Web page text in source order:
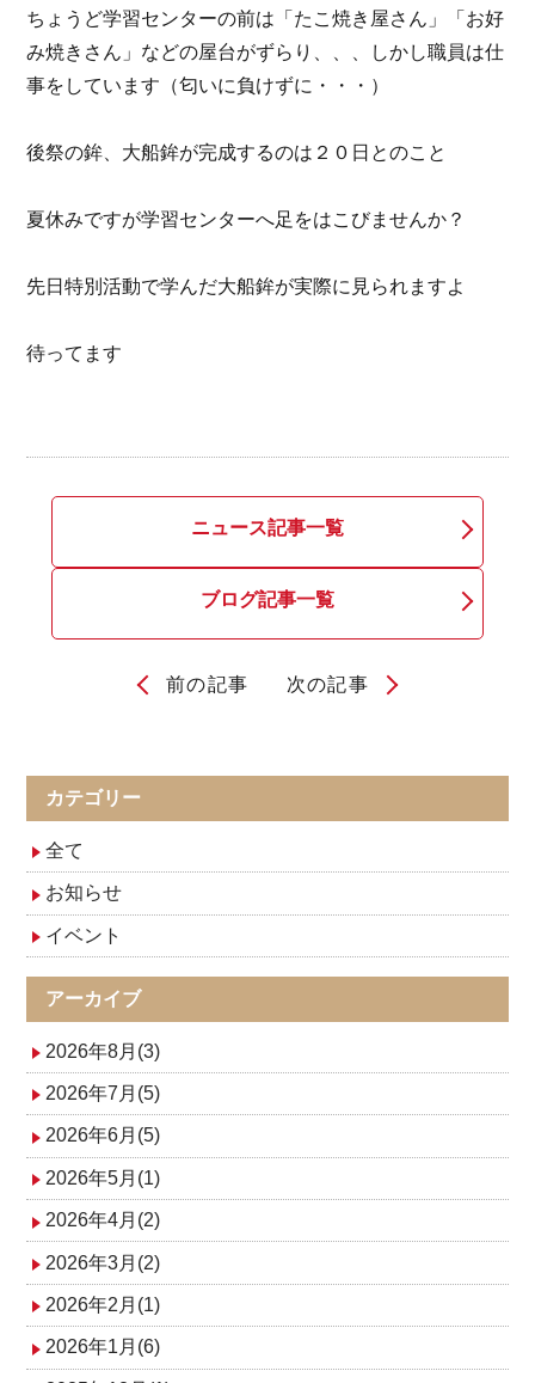
ちょうど学習センターの前は「たこ焼き屋さん」「お好
み焼きさん」などの屋台がずらり、、、しかし職員は仕
事をしています（匂いに負けずに・・・）
後祭の鉾、大船鉾が完成するのは２０日とのこと
夏休みですが学習センターへ足をはこびませんか？
先日特別活動で学んだ大船鉾が実際に見られますよ
待ってます
ニュース記事一覧
ブログ記事一覧
ナ
ビ
ゲ
ー
シ
ョ
ン
前の記事 次の記事
カテゴリー
全て
お知らせ
イベント
アーカイブ
2026年8月(3)
2026年7月(5)
2026年6月(5)
2026年5月(1)
2026年4月(2)
2026年3月(2)
2026年2月(1)
2026年1月(6)